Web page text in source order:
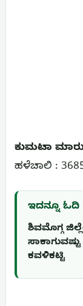
ಕುಮಟಾ
ಹಳೆಚಾಲಿ :
ಇದನ್ನೂ ಓದಿ
ಶಿವಮೊಗ್ಗ
ಕವಳಿಕಟ್ಟಿ